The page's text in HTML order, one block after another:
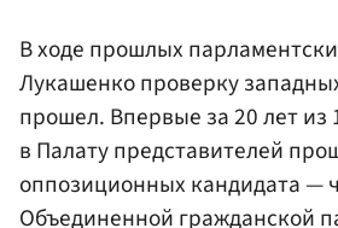
В ходе прошлых
Лукашенко проверку
прошел. Впервые за 20 лет из
в Палату представителей
оппозиционных кандидата —
Объединенной гражданской